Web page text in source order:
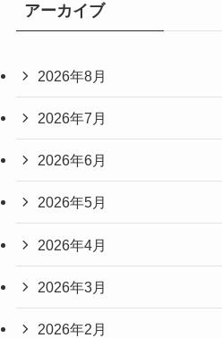
アーカイブ
2026年8月
2026年7月
2026年6月
2026年5月
2026年4月
2026年3月
2026年2月